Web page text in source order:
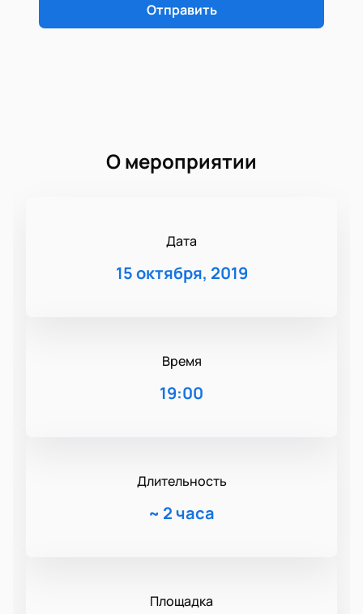
Отправить
О мероприятии
Дата
15 октября, 2019
Время
19:00
Длительность
~ 2 часа
Площадка